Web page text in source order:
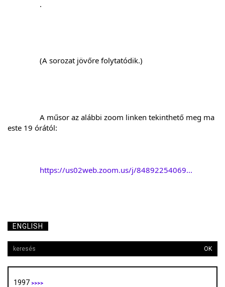
		.
		(A sorozat jövőre folytatódik.)
este 19 órától:
https://us02web.zoom.us/j/84892254069...
ENGLISH
OK
1997 >>>>